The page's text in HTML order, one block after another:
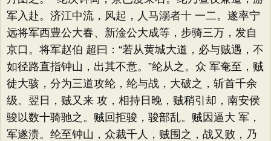
军入赴。济江中流，风起，人马溺者十 一二。遂率宁
远将军西豊公大春、新淦公大成等，步骑三万，发自
京口。将军赵伯 超曰：“若从黄城大道，必与贼遇，不
如径路直指钟山，出其不意。”纶从之。众 军奄至，贼
徒大骇，分为三道攻纶，纶与战，大破之，斩首千余
级。翌日，贼又来 攻，相持日晚，贼稍引却，南安侯
骏以数十骑驰之。贼回拒骏，骏部乱。贼因逼大 军，
军遂溃。纶至钟山，众裁千人，贼围之，战又败，乃